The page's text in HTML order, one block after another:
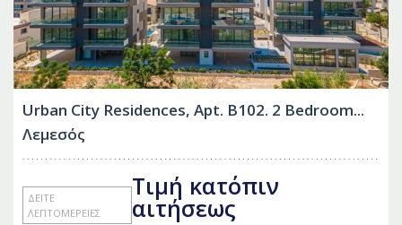
Urban City Residences, Apt. B102. 2 Bedroom...
Λεμεσός
ΔΕΊΤΕ
ΛΕΠΤΟΜΈΡΕΙΕΣ
Τιμή κατόπιν
αιτήσεως